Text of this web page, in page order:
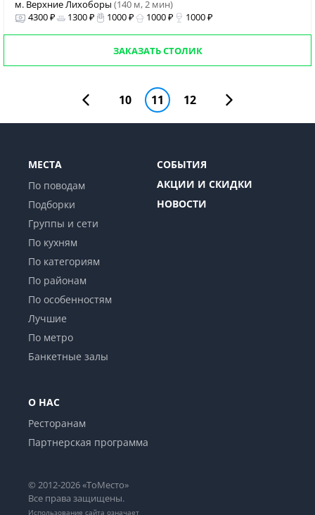
м. Верхние Лихоборы (140 м, 2 мин)
4300 ₽
1300 ₽ 1000 ₽ 1000 ₽ 1000 ₽
ЗАКАЗАТЬ СТОЛИК
10 11 12
МЕСТА
По поводам
Подборки
Группы и сети
По кухням
По категориям
По районам
По особенностям
Лучшие
По метро
Банкетные залы
СОБЫТИЯ
АКЦИИ И СКИДКИ
НОВОСТИ
О НАС
Ресторанам
Партнерская программа
© 2012-2026 «ТоМесто»
Все права защищены.
Использование сайта означает